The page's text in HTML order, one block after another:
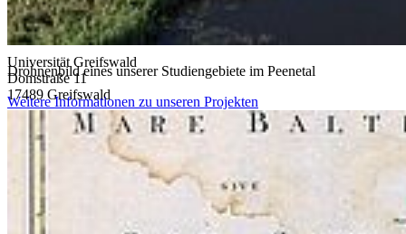
Drohnenbild eines unserer Studiengebiete im Peenetal
Weitere Informationen zu unseren Projekten
Kontakt
Universität Greifswald
Domstraße 11
17489 Greifswald
Telefon +49 3834 420 0
Telefax +49 3834 420 1105
Uni Greifswald